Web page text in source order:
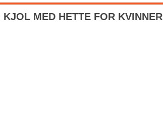
KJOL MED HETTE FOR KVINNER